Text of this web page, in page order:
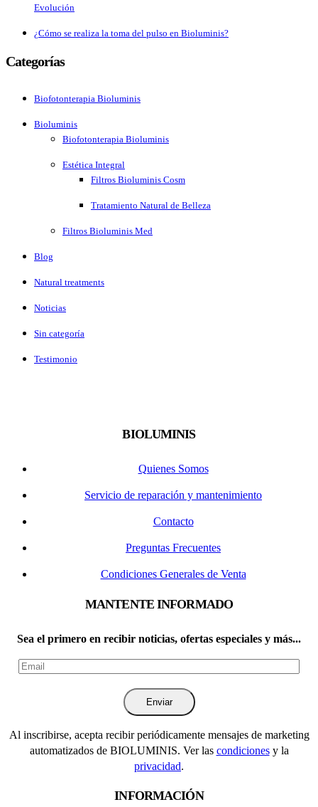
Evolución
¿Cómo se realiza la toma del pulso en Bioluminis?
Categorías
Biofotonterapia Bioluminis
Bioluminis
Biofotonterapia Bioluminis
Estética Integral
Filtros Bioluminis Cosm
Tratamiento Natural de Belleza
Filtros Bioluminis Med
Blog
Natural treatments
Noticias
Sin categoría
Testimonio
BIOLUMINIS
Quienes Somos
Servicio de reparación y mantenimiento
Contacto
Preguntas Frecuentes
Condiciones Generales de Venta
MANTENTE INFORMADO
Sea el primero en recibir noticias, ofertas especiales y más...
Al inscribirse, acepta recibir periódicamente mensajes de marketing
automatizados de BIOLUMINIS. Ver las condicionesy la
privacidad.
INFORMACIÓN